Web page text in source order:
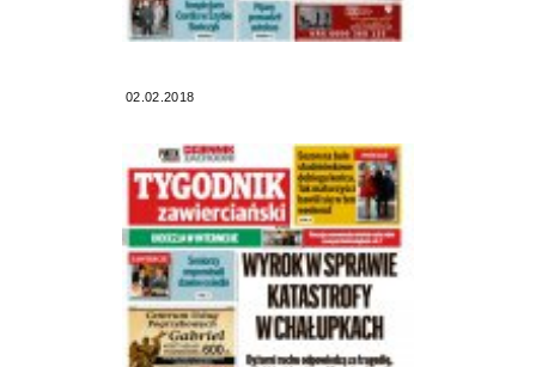
02.02.2018